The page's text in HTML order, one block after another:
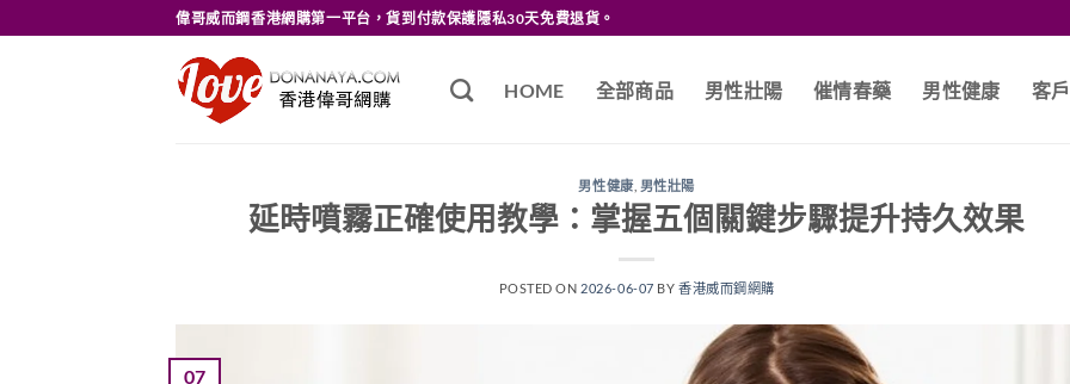
to
偉哥威而鋼香港網購第一平台，貨到付款保護隱私30天免費退貨。
HOME 全部商品 男性壯陽 催情春藥 男性健康 客
男性健康, 男性壯陽
延時噴霧正確使用教學：掌握五個關鍵步驟提升持久效果
POSTED ON 2026-06-07 BY香港威而鋼網購
07